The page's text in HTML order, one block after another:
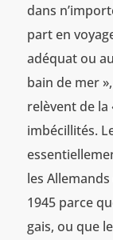
dans
part en
adéquat ou
bain de mer
relèvent de la
imbécillités.
les
1945 parce
gais, ou que